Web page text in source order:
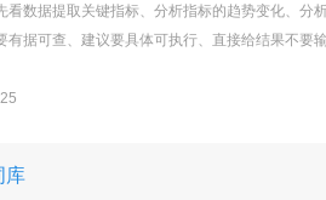
看数据提取关键指标、分析指标的趋势变化、分
有据可查、建议要具体可执行、直接给结果不要
库